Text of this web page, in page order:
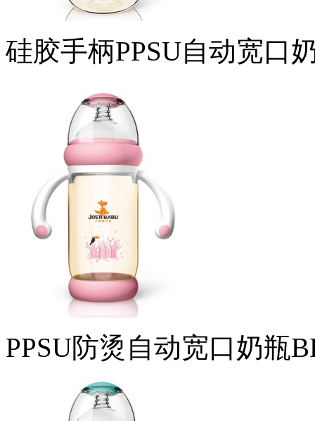
硅胶手柄PPSU自动宽口
PPSU防烫自动宽口奶瓶